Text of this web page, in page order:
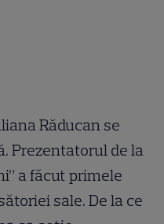
Răducan se
Prezentatorul de la
a făcut primele
sale. De la ce